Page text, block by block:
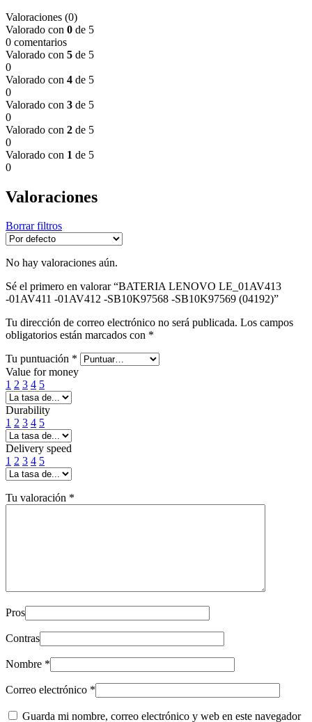
Valoraciones (0)
Valorado con 0 de 5
0 comentarios
Valorado con 5 de 5
0
Valorado con 4 de 5
0
Valorado con 3 de 5
0
Valorado con 2 de 5
0
Valorado con 1 de 5
0
Valoraciones
Borrar filtros
No hay valoraciones aún.
Sé el primero en valorar “BATERIA LENOVO LE_01AV413
-01AV411 -01AV412 -SB10K97568 -SB10K97569 (04192)”
Tu dirección de correo electrónico no será publicada. Los campos
obligatorios están marcados con *
Tu puntuación *
Value for money
1 2 3 4 5
Durability
1 2 3 4 5
Delivery speed
1 2 3 4 5
Tu valoración *
Pros
Contras
Nombre *
Correo electrónico *
Guarda mi nombre, correo electrónico y web en este navegador